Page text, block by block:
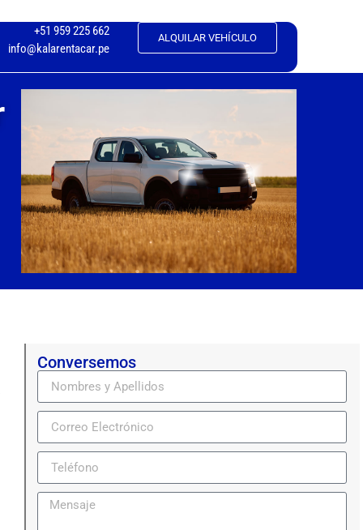
+51 959 225 662
info@kalarentacar.pe
ALQUILAR VEHÍCULO
Conversemos